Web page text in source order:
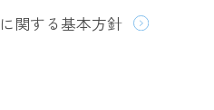
関する基本方針